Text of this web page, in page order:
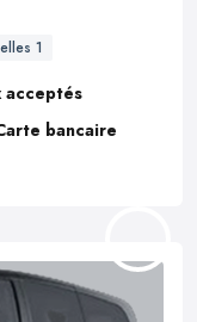
1
acceptés
bancaire